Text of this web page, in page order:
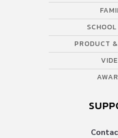
PRODUCT